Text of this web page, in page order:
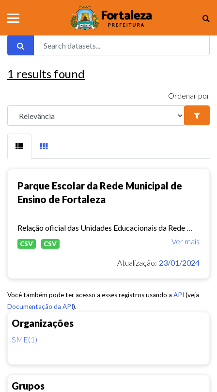
Organizações
SME(1)
Grupos
1 results found
Ordenar por
Parque Escolar da Rede Municipal de
Ensino de Fortaleza
Ver mais
CSV CSV
Atualização: 23/01/2024
Você também pode ter acesso a esses registros usando a API (veja
Documentação da API).